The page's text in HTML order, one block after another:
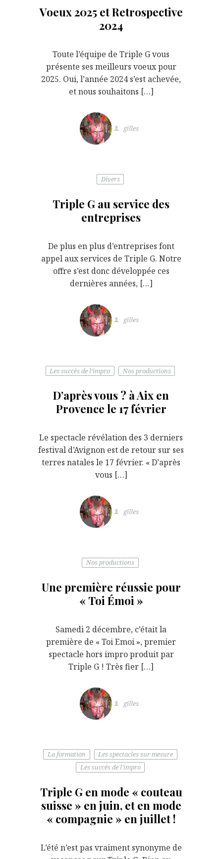
Voeux 2025 et Retrospective
2024
Toute l’équipe de Triple G vous
présente ses meilleurs voeux pour
2025. Oui, l’année 2024 s’est achevée,
et nous souhaitons […]
gilles
Divers
Triple G au service des
entreprises
De plus en plus d’entreprises font
appel aux services de Triple G. Notre
offre s’est donc développée ces
dernières années, […]
gilles
Les succès de l'impro Nos productions
D’après vous ? à Aix en
Provence le 17 février
Le spectacle révélation des 3 derniers
festival d’Avignon est de retour sur ses
terres natales le 17 février. « D’après
vous […]
gilles
Nos productions
Une première réussie pour
« Toi Émoi »
Samedi 2 décembre, c’était la
première de « Toi Emoi », premier
spectacle hors impro produit par
Triple G ! Très fier […]
gilles
La formation
Les spectacles sur mesure
Les succès de l'impro
Triple G en mode « couteau
suisse » en juin, et en mode
« compagnie » en juillet !
L’été n’est pas vraiment synonyme de